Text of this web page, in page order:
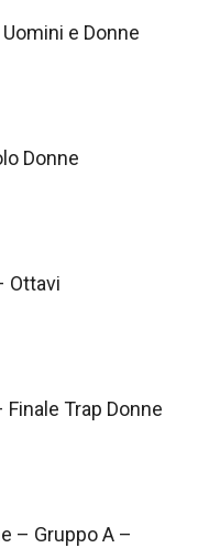
e Donne
Donne
Ottavi
Finale Trap Donne
– Gruppo A –